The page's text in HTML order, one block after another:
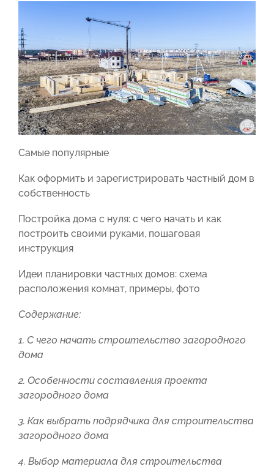
Самые популярные
Как оформить и зарегистрировать частный дом в
собственность
Постройка дома с нуля: с чего начать и как
построить своими руками, пошаговая
инструкция
Идеи планировки частных домов: схема
расположения комнат, примеры, фото
Содержание:
1. С чего начать строительство загородного
дома
2. Особенности составления проекта
загородного дома
3. Как выбрать подрядчика для строительства
загородного дома
4. Выбор материала для строительства